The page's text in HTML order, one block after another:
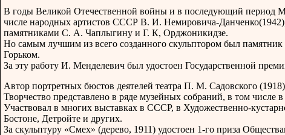
В годы Великой Отечественной войны и в последующий период
числе народных артистов СССР В. И. Немировича-
памятниками С. А. Чаплыгину и Г. К, Орджоникидзе.
Но самым лучшим из всего созданного скульптором был
Горьком.
За эту работу И. Менделевич был удостоен Государственной
Автор портретных бюстов деятелей театра П. М. Садовского
Творчество представлено в ряде музейных собраний, в том числе в
Участвовал в многих выставках в СССР, в Художественно-
Бостоне, Детройте и других.
За скульптуру «Смех» (дерево, 1911) удостоен 1-го приза